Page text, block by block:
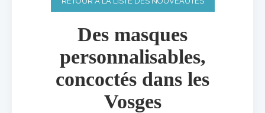
Des masques
personnalisables,
concoctés dans les
Vosges